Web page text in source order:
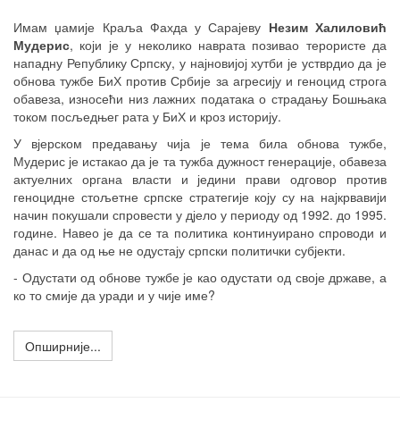
Имам џамије Краља Фахда у Сарајеву Незим Халиловић
Мудерис, који је у неколико наврата позивао терористе да
нападну Републику Српску, у најновијој хутби је устврдио да је
обнова тужбе БиХ против Србије за агресију и геноцид строга
обавеза, износећи низ лажних података о страдању Бошњака
током посљедњег рата у БиХ и кроз историју.
У вјерском предавању чија је тема била обнова тужбе,
Мудерис је истакао да је та тужба дужност генерације, обавеза
актуелних органа власти и једини прави одговор против
геноцидне стољетне српске стратегије коју су на најкрвавији
начин покушали спровести у дјело у периоду од 1992. до 1995.
године. Навео је да се та политика континуирано спроводи и
данас и да од ње не одустају српски политички субјекти.
- Одустати од обнове тужбе је као одустати од своје државе, а
ко то смије да уради и у чије име?
Опширније...